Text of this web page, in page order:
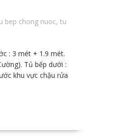
bep chong nuoc, tu
: 3 mét + 1.9 mét.
Tủ bếp dưới :
khu vực chậu rửa